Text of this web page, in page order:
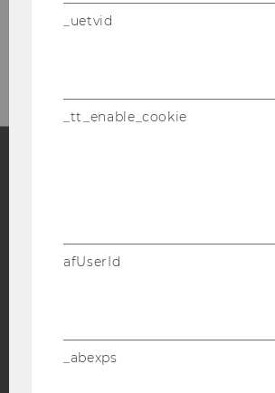
Bitte klicken Sie hier
_uetvid
_tt_enable_cookie
afUserId
_abexps